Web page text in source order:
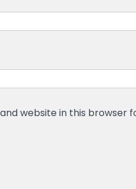
website in this browser